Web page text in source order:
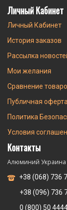
Личный Кабинет
Личный Кабинет
История заказов
Рассылка
Мои желания
Сравнение
Публичная оферта
Политика
Условия
Контакты
Алюминий Украина
+38 (068) 736
+38 (096) 736
0 (800) 50